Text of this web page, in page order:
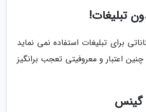
برای تبلیغات استفاده نمی نماید
اعتبار و معروفیتی تعجب برانگیز